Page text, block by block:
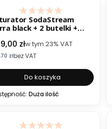
SodaStream
black + 2 butelki +
brutto
złw tym 23% VAT
netto
złbez VAT
Do koszyka
Duża ilość